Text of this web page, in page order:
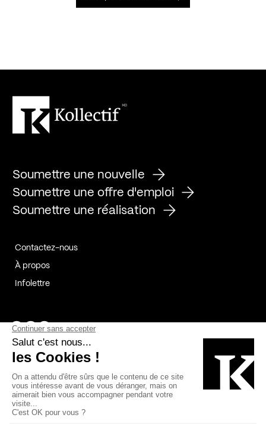
Soumettre une nouvelle
Soumettre une offre d'emploi
Soumettre une réalisation
Contactez-nous
À propos
Infolettre
Page Facebook de Kollectif
Page Instagram de Kollectif
Page Linkedin de Kollectif
Bâtiment-Durable-Québec-1
Esquisses-1IRAC-1